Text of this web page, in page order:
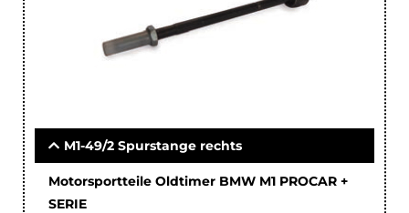
M1-49/2 Spurstange rechts
Motorsportteile Oldtimer BMW M1 PROCAR +
SERIE